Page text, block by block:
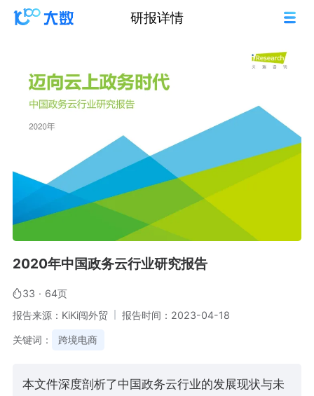
研报详情
2020年中国政务云行业研究报告
33 · 64页
报告来源：KiKi闯外贸
报告时间：2023-04-18
关键词： 跨境电商
本文件深度剖析了中国政务云行业的发展现状与未